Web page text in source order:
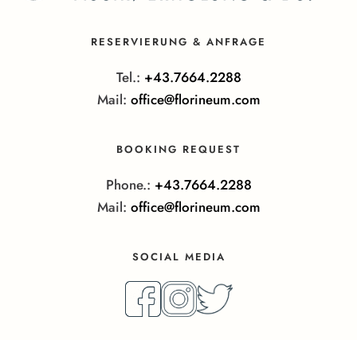
RESERVIERUNG & ANFRAGE
Tel.: +43.7664.2288
Mail: office@florineum.com
BOOKING REQUEST
Phone.: +43.7664.2288
Mail: office@florineum.com
SOCIAL MEDIA